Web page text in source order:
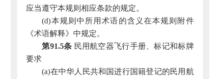
应当遵守本规则相应条款的规定。
(d)本规则中所用术语的含义在本规则附件
《术语解释》中规定。
第91.5条 民用航空器飞行手册、标记和标牌
要求
(a)在中华人民共和国进行国籍登记的民用航